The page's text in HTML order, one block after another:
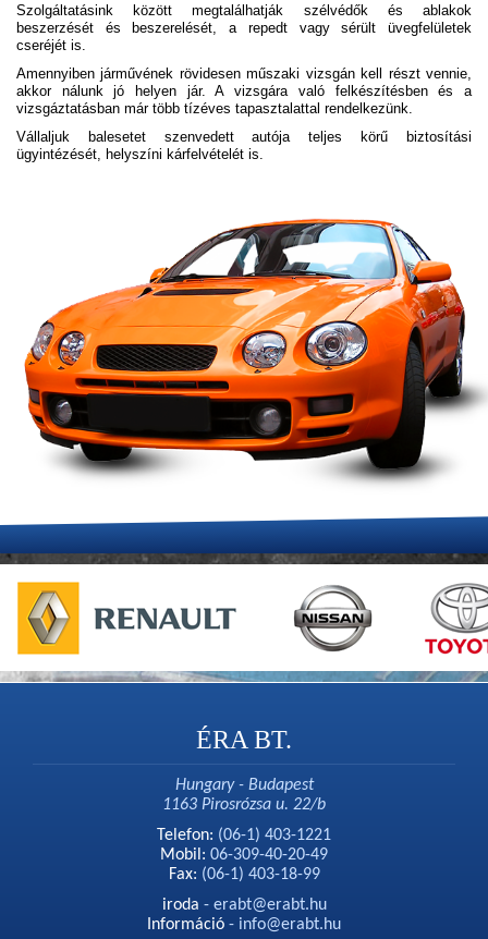
Szolgáltatásink között megtalálhatják szélvédők és ablakok
beszerzését és beszerelését, a repedt vagy sérült üvegfelületek
cseréjét is.
Amennyiben járművének rövidesen műszaki vizsgán kell részt vennie,
akkor nálunk jó helyen jár. A vizsgára való felkészítésben és a
vizsgáztatásban már több tízéves tapasztalattal rendelkezünk.
Vállaljuk balesetet szenvedett autója teljes körű biztosítási
ügyintézését, helyszíni kárfelvételét is.
ÉRA BT.
Hungary - Budapest
1163 Pirosrózsa u. 22/b
Telefon: (06-1) 403-1221
Mobil: 06-309-40-20-49
Fax: (06-1) 403-18-99
iroda - erabt@erabt.hu
Információ - info@erabt.hu